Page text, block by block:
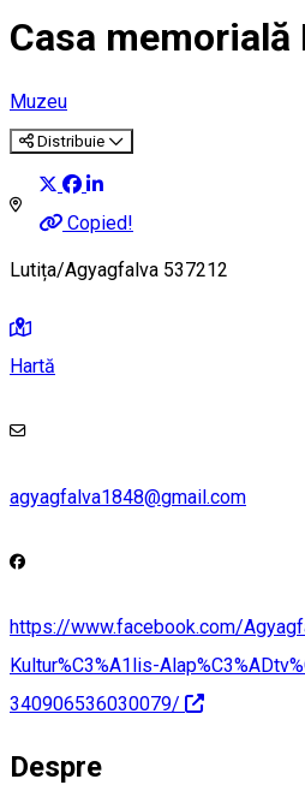
Casa memorială
Muzeu
Distribuie
Copied!
Lutița/Agyagfalva 537212
Hartă
agyagfalva1848@gmail.com
https://www.facebook.com/
Kultur%C3%A1lis-
340906536030079/
Despre